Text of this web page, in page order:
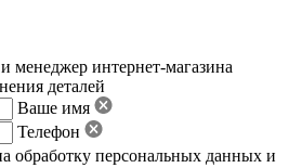
менеджер интернет-магазина
деталей
Ваше имя
Телефон
обработку персональных данных и